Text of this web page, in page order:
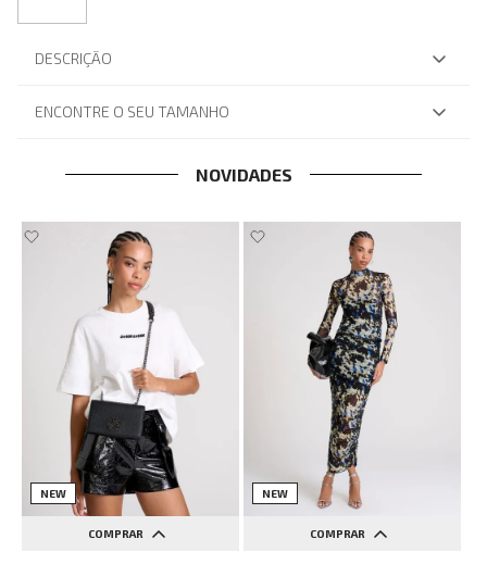
DESCRIÇÃO
ENCONTRE O SEU TAMANHO
NOVIDADES
NEW
COMPRAR
NEW
COMPRAR